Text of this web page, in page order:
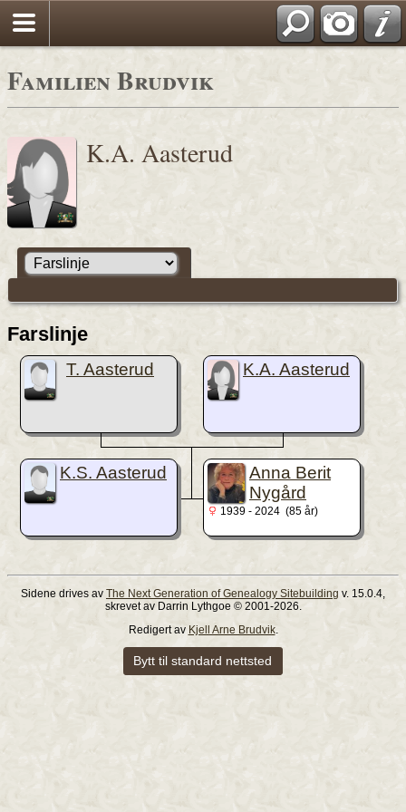
Familien Brudvik
K.A. Aasterud
Farslinje
T. Aasterud K.A. Aasterud
K.S. Aasterud
Anna Berit
Nygård
1939 - 2024 (85 år)
Sidene drives av The Next Generation of Genealogy Sitebuilding v. 15.0.4,
skrevet av Darrin Lythgoe © 2001-2026.
Redigert av Kjell Arne Brudvik.
Bytt til standard nettsted